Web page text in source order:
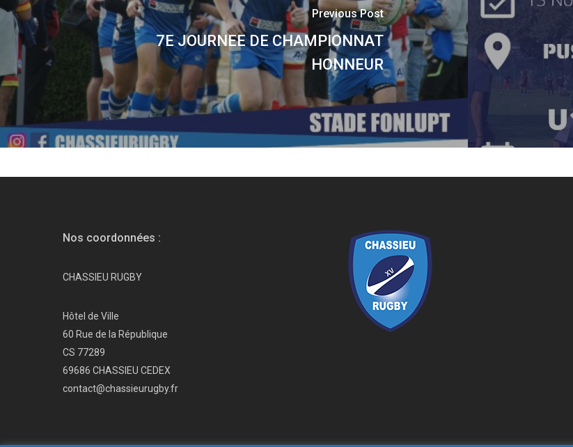
Previous Post
7E JOURNEE DE CHAMPIONNAT
HONNEUR
Nos coordonnées :
CHASSIEU RUGBY
Hôtel de Ville
60 Rue de la République
CS 77289
69686 CHASSIEU CEDEX
contact@chassieurugby.fr